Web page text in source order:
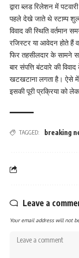
द्वारा ब्लड रिलेशन में
पहले देखे जाते थे स्टाम्प
विवाद की स्थिति वर्तमान
रजिस्टर या आवेदन होते हैं
फिर तहसीलदार के सामने
बार संपत्ति बंटवारे की
खटखटाना लगता है। ऐसे
इसकी पूरी प्रक्रिया को
TAGGED: breaking
Leave a
Your email address will not